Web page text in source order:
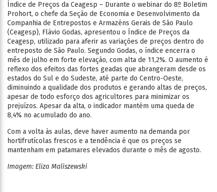
Índice de Preços da Ceagesp – Durante o webinar do 8º Boletim
Prohort, o chefe da Seção de Economia e Desenvolvimento da
Companhia de Entrepostos e Armazéns Gerais de São Paulo
(Ceagesp), Flávio Godas, apresentou o Índice de Preços da
Ceagesp, utilizado para aferir as variações de preços dentro do
entreposto de São Paulo. Segundo Godas, o índice encerra o
mês de julho em forte elevação, com alta de 11,2%. O aumento é
reflexo dos efeitos das fortes geadas que abrangeram desde os
estados do Sul e do Sudeste, até parte do Centro-Oeste,
diminuindo a qualidade dos produtos e gerando altas de preços,
apesar de todo esforço dos agricultores para minimizar os
prejuízos. Apesar da alta, o indicador mantém uma queda de
8,4% no acumulado do ano.
Com a volta às aulas, deve haver aumento na demanda por
hortifrutícolas frescos e a tendência é que os preços se
mantenham em patamares elevados durante o mês de agosto.
Imagem: Eliza Maliszewski